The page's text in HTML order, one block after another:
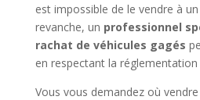
est impossible de le vendre à
revanche, un professionnel
rachat de véhicules gagés
en respectant la réglementation
Vous vous demandez où